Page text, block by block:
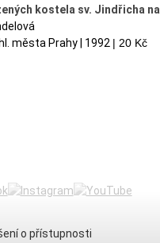
kostela sv. Jindřicha
města Prahy | 1992 | 20 Kč
o přístupnosti